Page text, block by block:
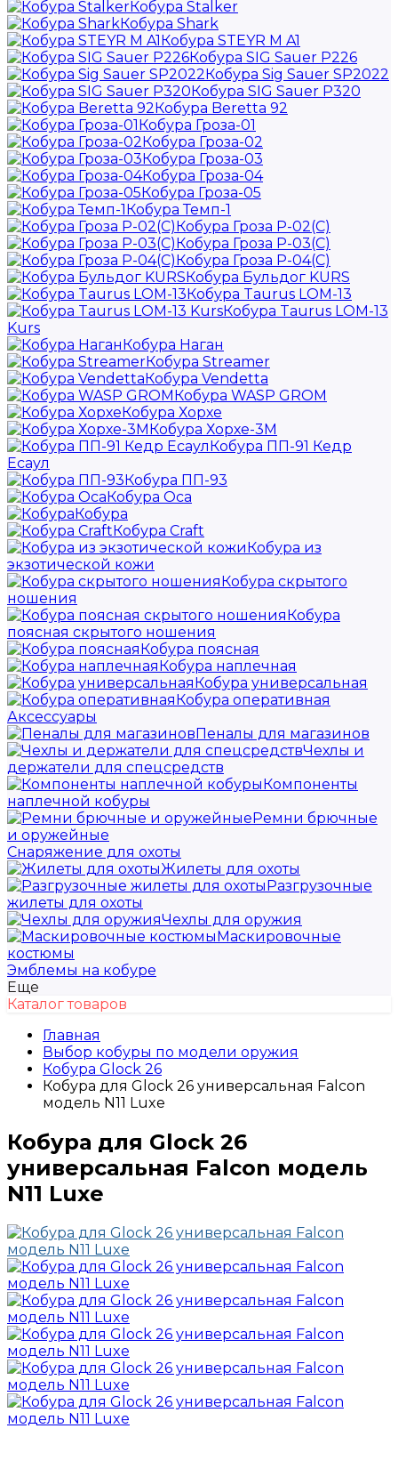
Кобура Stalker
Кобура Shark
Кобура STEYR M A1
Кобура SIG Sauer P226
Кобура Sig Sauer SP2022
Кобура SIG Sauer P320
Кобура Beretta 92
Кобура Гроза-01
Кобура Гроза-02
Кобура Гроза-03
Кобура Гроза-04
Кобура Гроза-05
Кобура Темп-1
Кобура Гроза Р-02(С)
Кобура Гроза Р-03(С)
Кобура Гроза Р-04(С)
Кобура Бульдог KURS
Кобура Taurus LOM-13
Кобура Taurus LOM-13
Kurs
Кобура Наган
Кобура Streamer
Кобура Vendetta
Кобура WASP GROM
Кобура Хорхе
Кобура Хорхе-3М
Кобура ПП-91 Кедр
Есаул
Кобура ПП-93
Кобура Оса
Кобура
Кобура Craft
Кобура из
экзотической кожи
Кобура скрытого
ношения
Кобура
поясная скрытого ношения
Кобура поясная
Кобура наплечная
Кобура универсальная
Кобура оперативная
Аксессуары
Пеналы для магазинов
Чехлы и
держатели для спецсредств
Компоненты
наплечной кобуры
Ремни брючные
и оружейные
Снаряжение для охоты
Жилеты для охоты
Разгрузочные
жилеты для охоты
Чехлы для оружия
Маскировочные
костюмы
Эмблемы на кобуре
Еще
Каталог товаров
Главная
Выбор кобуры по модели оружия
Кобура Glock 26
Кобура для Glock 26 универсальная Falcon
модель N11 Luxe
Кобура для Glock 26
универсальная Falcon модель
N11 Luxe